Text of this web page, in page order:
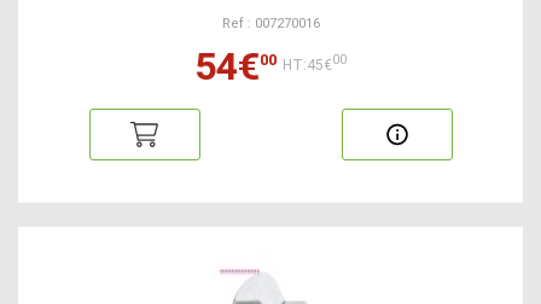
Ref : 007270016
54€00 HT:45€00